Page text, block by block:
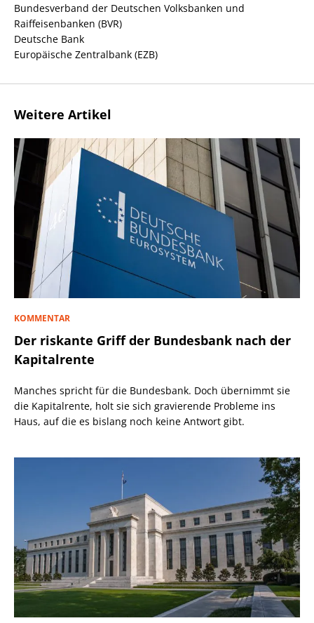
Bundesverband der Deutschen Volksbanken und
Raiffeisenbanken (BVR)
Deutsche Bank
Europäische Zentralbank (EZB)
Weitere Artikel
KOMMENTAR
Der riskante Griff der Bundesbank nach der
Kapitalrente
Manches spricht für die Bundesbank. Doch übernimmt sie
die Kapitalrente, holt sie sich gravierende Probleme ins
Haus, auf die es bislang noch keine Antwort gibt.